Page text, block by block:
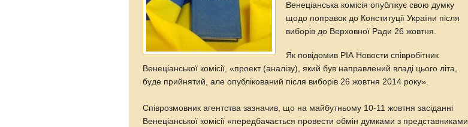
Венеціанська комісія опублікує свою думку
щодо поправок до Конституції України після
виборів до Верховної Ради 26 жовтня.
Як повідомив РІА Новости співробітник
Венеціанської комісії, «проект (аналізу), який був направлений владі цього літа,
буде прийнятий, але опублікований після виборів 26 жовтня 2014 року».
Співрозмовник агентства зазначив, що на майбутньому 10-11 жовтня засіданні
Венеціанської комісії «передбачається провести обмін думками з представниками